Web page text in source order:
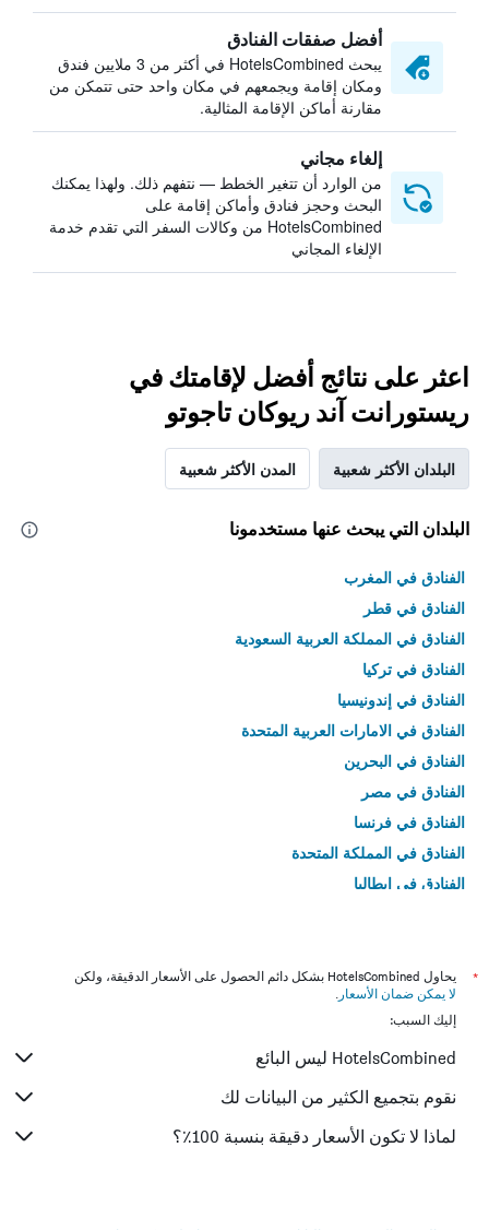
أفضل صفقات الفنادق
يبحث HotelsCombined في أكثر من 3 ملايين فندق
ومكان إقامة ويجمعهم في مكان واحد حتى تتمكن من
مقارنة أماكن الإقامة المثالية.
إلغاء مجاني
من الوارد أن تتغير الخطط — نتفهم ذلك. ولهذا يمكنك
البحث وحجز فنادق وأماكن إقامة على
HotelsCombined من وكالات السفر التي تقدم خدمة
الإلغاء المجاني
اعثر على نتائج أفضل لإقامتك في
ريستورانت آند ريوكان تاجوتو
البلدان الأكثر شعبية المدن الأكثر شعبية
البلدان التي يبحث عنها مستخدمونا
الفنادق في المغرب
الفنادق في قطر
الفنادق في المملكة العربية السعودية
الفنادق في تركيا
الفنادق في إندونيسيا
الفنادق في الامارات العربية المتحدة
الفنادق في البحرين
الفنادق في مصر
الفنادق في فرنسا
الفنادق في المملكة المتحدة
الفنادق في إيطاليا
*
يحاول HotelsCombined بشكل دائم الحصول على الأسعار الدقيقة، ولكن
لا يمكن ضمان الأسعار .
إليك السبب:
HotelsCombined ليس البائع
نقوم بتجميع الكثير من البيانات لك
لماذا لا تكون الأسعار دقيقة بنسبة 100٪؟